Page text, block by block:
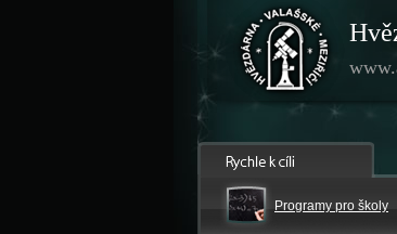
Programy pro školy